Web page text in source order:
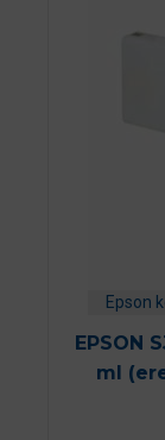
Epson
EPSON
ml